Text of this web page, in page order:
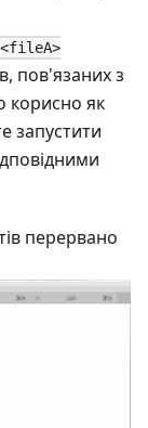
пов'язаних з
корисно як
запустити
перервано